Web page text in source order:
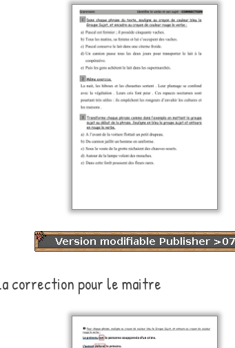
correction pour le maitre